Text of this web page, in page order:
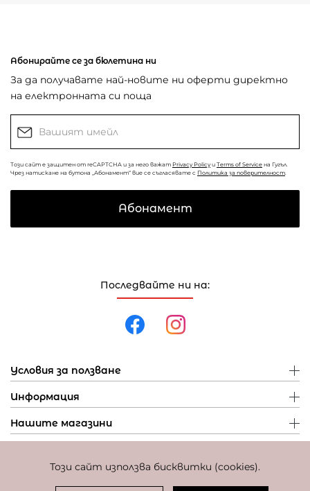
Този сайт използва бисквитки (cookies).
Последвайте ни на:
Условия за ползване
Информация
Нашите магазини
Абонирайте се за бюлетина ни
За да получавате най-новите ни оферти директно
на електронната си поща
Този сайт е защитен от reCAPTCHA и за него важат Privacy Policy и Terms of Service на Гугъл.
Чрез натискане на бутона „Абонамент“ вие се съгласявате с Политика за поверителност
Абонамент